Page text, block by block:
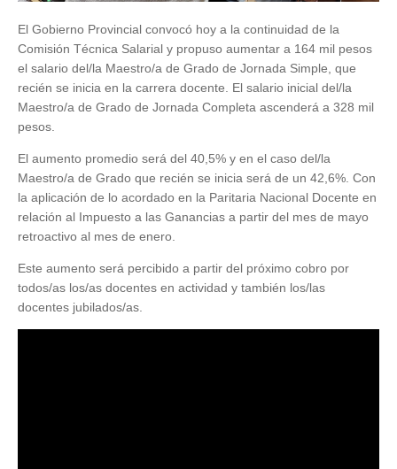
El Gobierno Provincial convocó hoy a la continuidad de la
Comisión Técnica Salarial y propuso aumentar a 164 mil pesos
el salario del/la Maestro/a de Grado de Jornada Simple, que
recién se inicia en la carrera docente. El salario inicial del/la
Maestro/a de Grado de Jornada Completa ascenderá a 328 mil
pesos.
El aumento promedio será del 40,5% y en el caso del/la
Maestro/a de Grado que recién se inicia será de un 42,6%. Con
la aplicación de lo acordado en la Paritaria Nacional Docente en
relación al Impuesto a las Ganancias a partir del mes de mayo
retroactivo al mes de enero.
Este aumento será percibido a partir del próximo cobro por
todos/as los/as docentes en actividad y también los/las
docentes jubilados/as.